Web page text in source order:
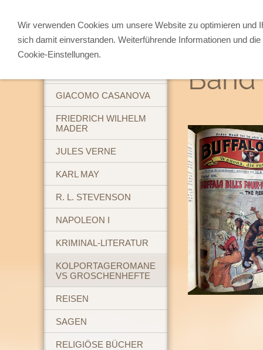
ABENTEUERBÜCHER
GIACOMO CASANOVA
FRIEDRICH WILHELM
MADER
JULES VERNE
KARL MAY
R. L. STEVENSON
NAPOLEON I
KRIMINAL-LITERATUR
KOLPORTAGEROMANE
VS GROSCHENHEFTE
REISEN
SAGEN
RELIGIÖSE BÜCHER
Band
Wir verwenden Cookies um unsere Website zu optimieren und
sich damit einverstanden. Weiterführende Informationen und
Cookie-Einstellungen.